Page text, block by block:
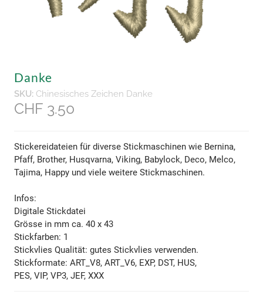
Danke
SKU: Chinesisches Zeichen Danke
CHF 3.50
Stickereidateien für diverse Stickmaschinen wie Bernina,
Pfaff, Brother, Husqvarna, Viking, Babylock, Deco, Melco,
Tajima, Happy und viele weitere Stickmaschinen.
Infos:
Digitale Stickdatei
Grösse in mm ca. 40 x 43
Stickfarben: 1
Stickvlies Qualität: gutes Stickvlies verwenden.
Stickformate: ART_V8, ART_V6, EXP, DST, HUS,
PES, VIP, VP3, JEF, XXX